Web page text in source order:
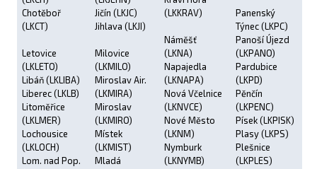
Chotěboř
(LKCT)
Letovice
(LKLETO)
Libáň (LKLIBA)
Liberec (LKLB)
Litoměřice
(LKLMER)
Lochousice
(LKLOCH)
Lom. nad Pop.
Jičín (LKJC)
Jihlava (LKJI)
Milovice
(LKMILO)
Miroslav Air.
(LKMIRA)
Miroslav
(LKMIRO)
Místek
(LKMIST)
Mladá
(LKKRAV)
Náměšť
(LKNA)
Napajedla
(LKNAPA)
Nová Včelnice
(LKNVCE)
Nové Město
(LKNM)
Nymburk
(LKNYMB)
Panenský
Týnec (LKPC)
Panoší Újezd
(LKPANO)
Pardubice
(LKPD)
Pěnčín
(LKPENC)
Písek (LKPISK)
Plasy (LKPS)
Plešnice
(LKPLES)